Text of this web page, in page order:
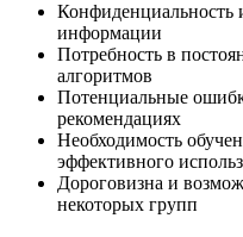
Конфиденциальность
информации
Потребность в
алгоритмов
Потенциальные
рекомендациях
Необходимость
эффективного
Дороговизна и
некоторых групп